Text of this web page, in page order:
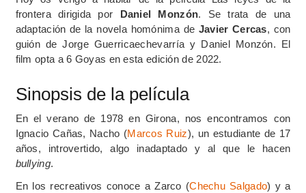
frontera dirigida por Daniel Monzón. Se trata de una
adaptación de la novela homónima de Javier Cercas, con
guión deJorge Guerricaechevarría y Daniel Monzón. El
film opta a 6 Goyas en esta edición de 2022.
Sinopsis de la película
En el verano de 1978 en Girona, nos encontramos con
Ignacio Cañas, Nacho (Marcos Ruiz), un estudiante de 17
años, introvertido, algo inadaptado y al que le hacen
bullying.
En los recreativos conoce a Zarco (Chechu Salgado) y a